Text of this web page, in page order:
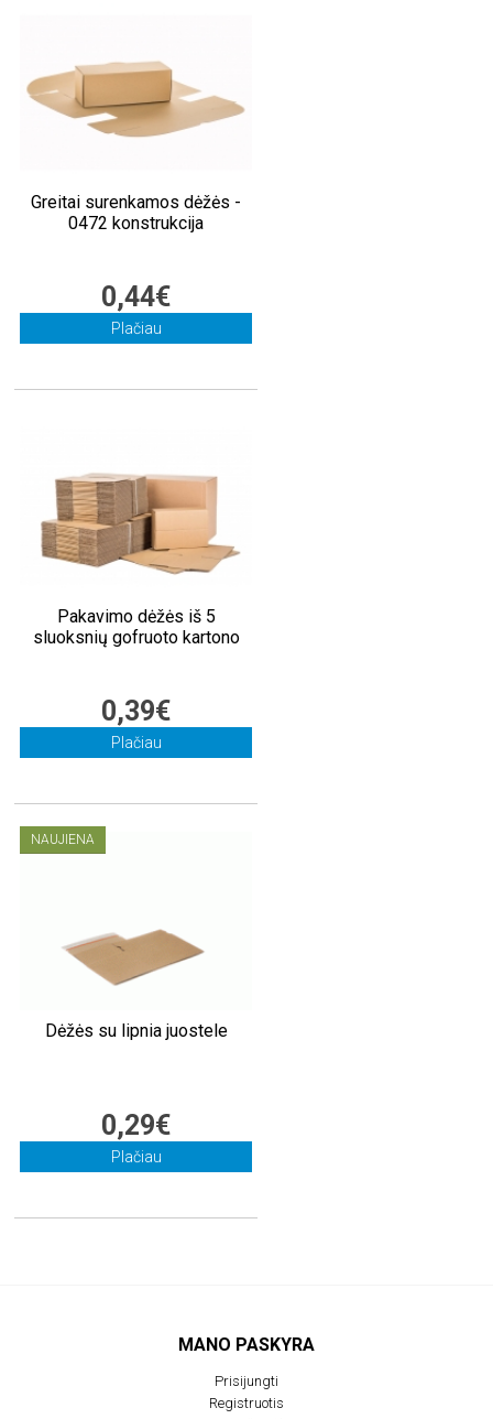
Greitai surenkamos dėžės -
0472 konstrukcija
0,44€
Plačiau
Pakavimo dėžės iš 5
sluoksnių gofruoto kartono
0,39€
Plačiau
NAUJIENA
Dėžės su lipnia juostele
0,29€
Plačiau
MANO PASKYRA
Prisijungti
Registruotis